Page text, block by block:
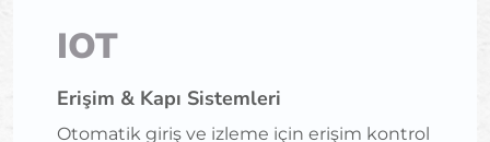
IOT
Erişim & Kapı Sistemleri
Otomatik giriş ve izleme için erişim kontrol